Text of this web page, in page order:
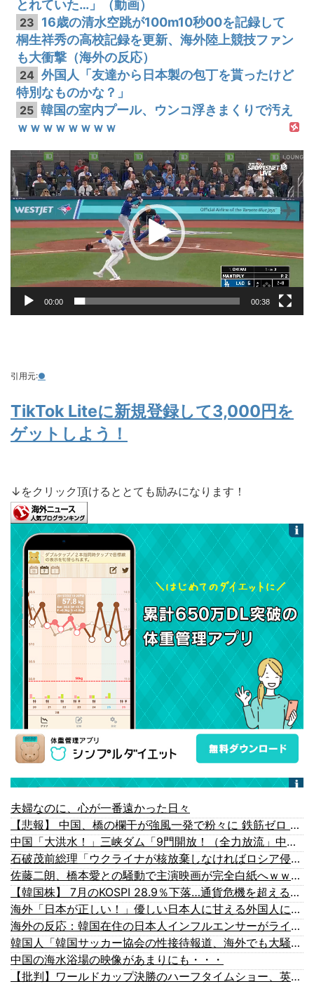
とれていた…」（動画）
23 16歳の清水空跳が100m10秒00を記録して
桐生祥秀の高校記録を更新、海外陸上競技ファン
も大衝撃（海外の反応）
24 外国人「友達から日本製の包丁を貰ったけど
特別なものかな？」
25 韓国の室内プール、ウンコ浮きまくりで汚え
ｗｗｗｗｗｗｗｗ
動
画
プ
レ
ー
ー
00:00 00:38
引用元:●
TikTok Liteに新規登録して3,000円を
ゲットしよう！
↓をクリック頂けるととても励みになります！
夫婦なのに、心が一番遠かった日々
【悲報】 中国、橋の欄干が強風一発で粉々に 鉄筋ゼロ 当局「接着剤でくっつけただけ」「正常で、品質問題はない」
中国「大洪水！」三峡ダム「9門開放！（全力放流」中国都市「三峡沿線の道路水没」中国政府「高速道路封鎖！」中国ダム「緊急放流に合わせて開門（土砂崩れ発生」→
石破茂前総理「ウクライナが核放棄しなければロシア侵攻しなかった」！
佐藤二朗、橋本愛との騒動で主演映画が完全白紙へｗｗｗｗｗ
【韓国株】 7月のKOSPI 28.9％下落…通貨危機を超える過去最大の下げ幅
海外「日本が正しい！」優しい日本人に甘える外国人に海外が大騒ぎ
海外の反応：韓国在住の日本人インフルエンサーがライブ配信中に自殺、Kポップファンから嫌がらせか
韓国人「韓国サッカー協会の性接待報道、海外でも大騒ぎに・・・2002年W杯4強の記録取り消しの声も」→「マジで国の恥だ」「2002年まで疑う価値があ...
中国の海水浴場の映像があまりにも・・・
【批判】ワールドカップ決勝のハーフタイムショー、英紙｢BTSが出てきて悪夢かと思った｣